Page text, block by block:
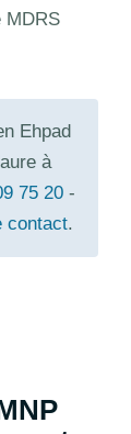
MDRS
Ehpad
à
75 20 -
contact.